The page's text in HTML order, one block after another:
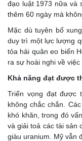
đạo luật 1973 nữa và
thêm 60 ngày mà
Mặc dù tuyên bố
duy trì một lực lượng
tỏa hải quân eo biển
ra sự hoài nghi về
Khả năng đạt được
Triển vọng đạt được
không chắc chắn.
khó khăn, trong đó
và giải toả các tài sản
giàu uranium. Mỹ vẫn